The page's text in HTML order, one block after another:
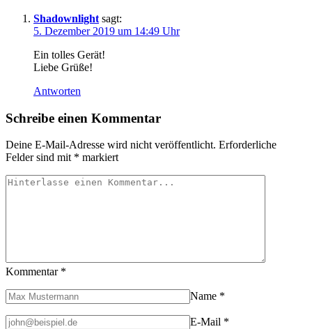
Shadownlight sagt:
5. Dezember 2019 um 14:49 Uhr
Ein tolles Gerät!
Liebe Grüße!
Antworten
Schreibe einen Kommentar
Deine E-Mail-Adresse wird nicht veröffentlicht. Erforderliche
Felder sind mit * markiert
Kommentar *
Name *
E-Mail *